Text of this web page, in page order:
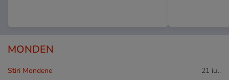
MONDEN
Stiri Mondene 21 iul.